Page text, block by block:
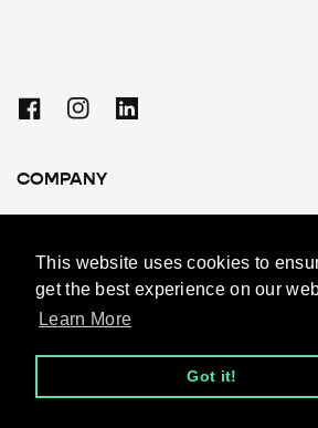
This website uses cookies to
get the best experience on our
Learn More
Got it!
FacebookInstagramLinkedin
COMPANY
CONTACT US